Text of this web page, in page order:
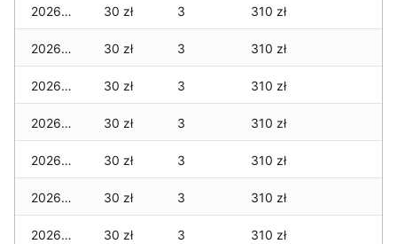
2026-07-28 30 zł 3 310 zł
2026-07-27 30 zł 3 310 zł
2026-07-26 30 zł 3 310 zł
2026-07-24 30 zł 3 310 zł
2026-07-23 30 zł 3 310 zł
2026-07-22 30 zł 3 310 zł
2026-07-21 30 zł 3 310 zł